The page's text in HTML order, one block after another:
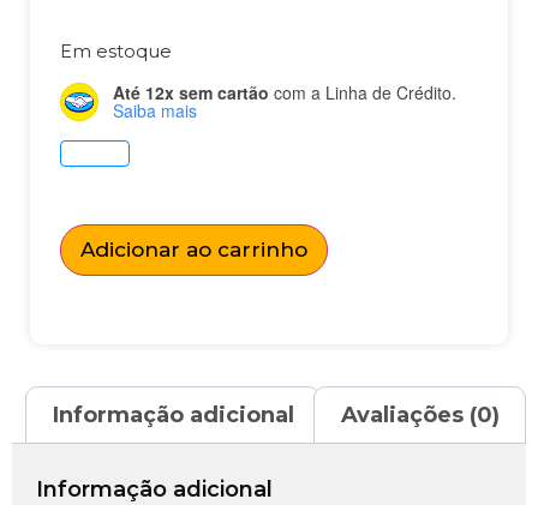
Em estoque
Até 12x sem cartão com a Linha de Crédito.
Saiba mais
Adicionar ao carrinho
Informação adicional Avaliações (0)
Informação adicional